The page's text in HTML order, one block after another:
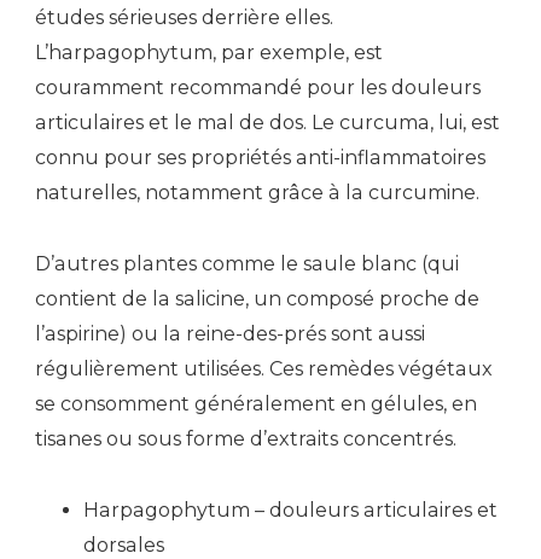
études sérieuses derrière elles.
L’harpagophytum, par exemple, est
couramment recommandé pour les douleurs
articulaires et le mal de dos. Le curcuma, lui, est
connu pour ses propriétés anti-inflammatoires
naturelles, notamment grâce à la curcumine.
D’autres plantes comme le saule blanc (qui
contient de la salicine, un composé proche de
l’aspirine) ou la reine-des-prés sont aussi
régulièrement utilisées. Ces remèdes végétaux
se consomment généralement en gélules, en
tisanes ou sous forme d’extraits concentrés.
Harpagophytum – douleurs articulaires et
dorsales